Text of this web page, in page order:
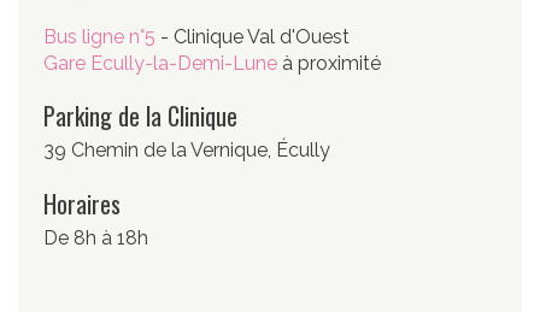
Bus ligne n°5 - Clinique Val d'Ouest
Gare Ecully-la-Demi-Lune à proximité
Parking de la Clinique
39 Chemin de la Vernique, Écully
Horaires
De 8h à 18h